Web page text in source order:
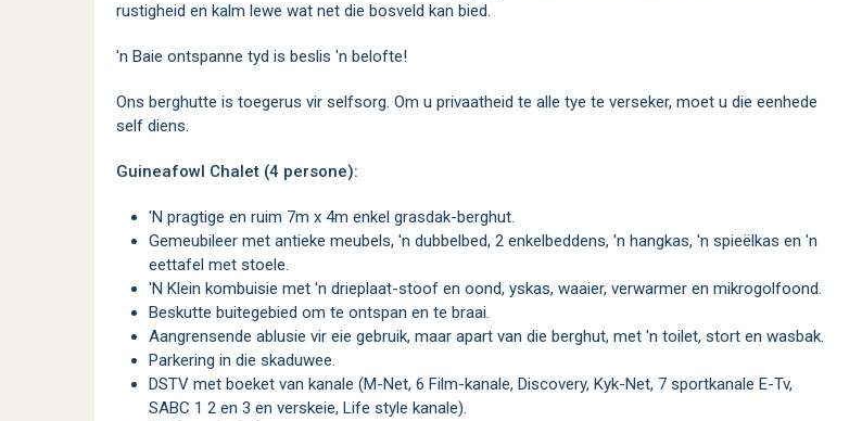
rustigheid en kalm lewe wat net die bosveld kan bied.
'n Baie ontspanne tyd is beslis 'n belofte!
Ons berghutte is toegerus vir selfsorg. Om u privaatheid te alle tye te verseker, moet u die eenhede
self diens.
Guineafowl Chalet (4 persone):
'n pragtige en ruim 7m x 4m enkel grasdak-berghut.
Gemeubileer met antieke meubels, 'n dubbelbed, 2 enkelbeddens, 'n hangkas, 'n spieëlkas en 'n
eettafel met stoele.
'n Klein kombuisie met 'n drieplaat-stoof en oond, yskas, waaier, verwarmer en mikrogolfoond.
Beskutte buitegebied om te ontspan en te braai.
Aangrensende ablusie vir eie gebruik, maar apart van die berghut, met 'n toilet, stort en wasbak.
Parkering in die skaduwee.
DSTV met boeket van kanale (M-Net, 6 Film-kanale, Discovery, Kyk-Net, 7 sportkanale E-Tv,
SABC 1 2 en 3 en verskeie, Life style kanale).